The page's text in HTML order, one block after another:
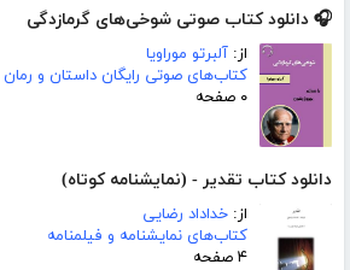
🎧 دانلود کتاب صوتی شوخی‌های گرمازدگی
از: آلبرتو موراویا
کتاب‌های صوتی رایگان داستان و رمان
۰ صفحه
دانلود کتاب تقدیر - (نمایشنامه کوتاه)
از: خداداد رضایی
کتاب‌های نمایشنامه و فیلمنامه
۴ صفحه